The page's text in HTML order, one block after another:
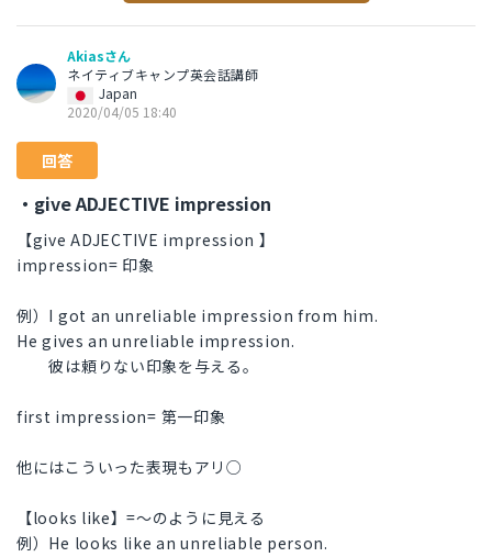
Akiasさん
ネイティブキャンプ英会話講師
Japan
2020/04/05 18:40
回答
・give ADJECTIVE impression
【give ADJECTIVE impression 】
impression= 印象
例）I got an unreliable impression from him.
He gives an unreliable impression.
彼は頼りない印象を与える。
first impression= 第一印象
他にはこういった表現もアリ○
【looks like】=～のように見える
例）He looks like an unreliable person.